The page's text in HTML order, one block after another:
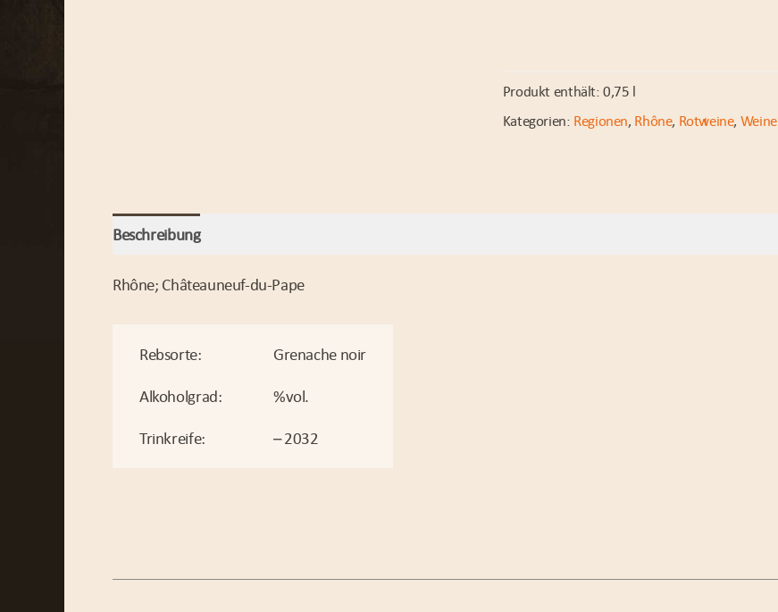
Produkt enthält: 0,75 l
Kategorien: Regionen, Rhône, Rotweine, Weine
Beschreibung
Rhône; Châteauneuf-du-Pape
Rebsorte:
Grenache noir
Alkoholgrad:
%vol.
Trinkreife:
– 2032